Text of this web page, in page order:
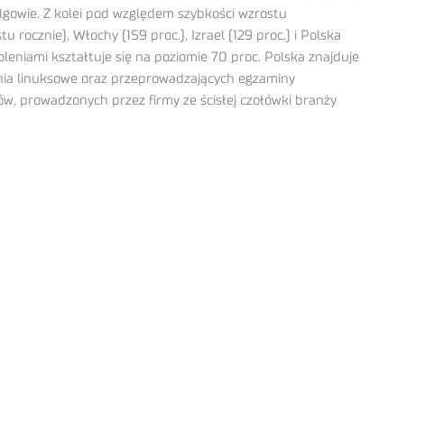
Z kolei pod względem szybkości wzrostu
rocznie), Włochy (159 proc.), Izrael (129 proc.) i Polska
kształtuje się na poziomie 70 proc. Polska znajduje
linuksowe oraz przeprowadzających egzaminy
prowadzonych przez firmy ze ścisłej czołówki branży